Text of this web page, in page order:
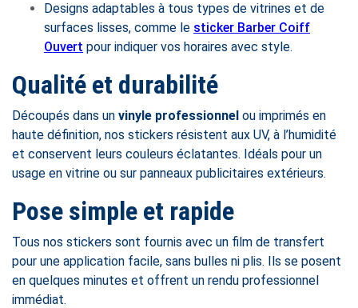
Designs adaptables à tous types de vitrines et de
surfaces lisses, comme le sticker Barber Coiff
Ouvert pour indiquer vos horaires avec style.
Qualité et durabilité
Découpés dans un vinyle professionnel ou imprimés en
haute définition, nos stickers résistent aux UV, à l’humidité
et conservent leurs couleurs éclatantes. Idéals pour un
usage en vitrine ou sur panneaux publicitaires extérieurs.
Pose simple et rapide
Tous nos stickers sont fournis avec un film de transfert
pour une application facile, sans bulles ni plis. Ils se posent
en quelques minutes et offrent un rendu professionnel
immédiat.